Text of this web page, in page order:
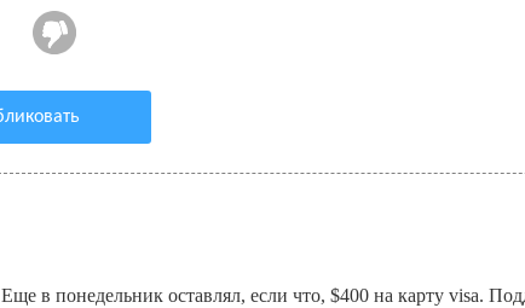
в понедельник оставлял, если что, $400 на карту visa.